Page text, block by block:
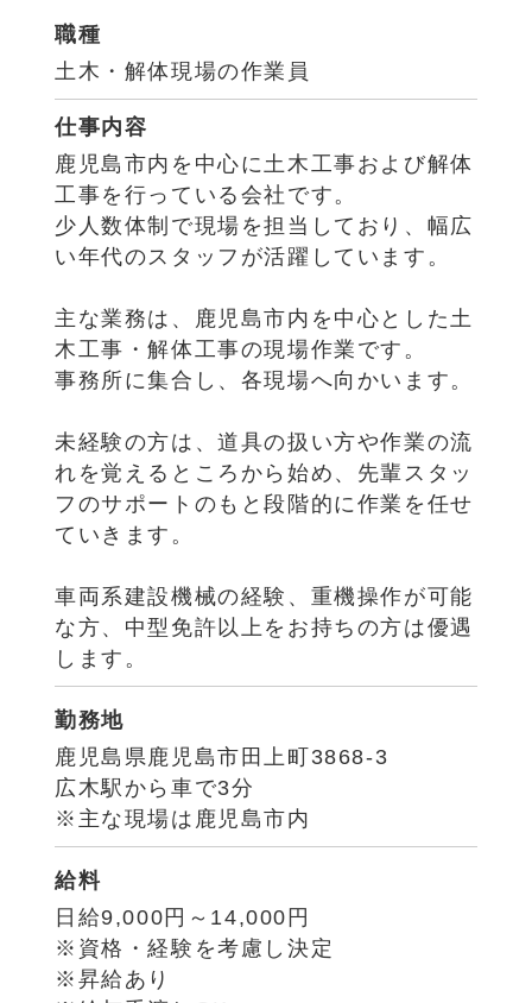
職種
土木・解体現場の作業員
仕事内容
鹿児島市内を中心に土木工事および解体
工事を行っている会社です。
少人数体制で現場を担当しており、幅広
い年代のスタッフが活躍しています。
主な業務は、鹿児島市内を中心とした土
木工事・解体工事の現場作業です。
事務所に集合し、各現場へ向かいます。
未経験の方は、道具の扱い方や作業の流
れを覚えるところから始め、先輩スタッ
フのサポートのもと段階的に作業を任せ
ていきます。
車両系建設機械の経験、重機操作が可能
な方、中型免許以上をお持ちの方は優遇
します。
勤務地
鹿児島県鹿児島市田上町3868-3
広木駅から車で3分
※主な現場は鹿児島市内
給料
日給9,000円～14,000円
※資格・経験を考慮し決定
※昇給あり